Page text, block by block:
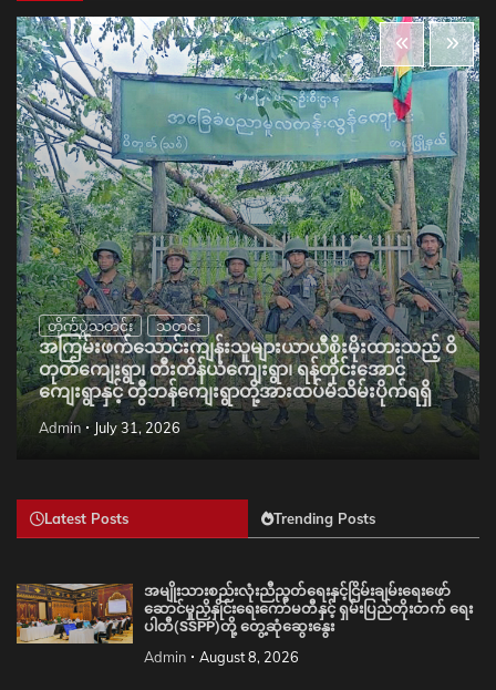
တိုက်ပွဲသတင်း သတင်း
အကြမ်းဖက်သောင်းကျန်းသူများယာယီစိုးမိုးထားသည့် ဝိ
တုတ်ကျေးရွာ၊ တီးတိန်ယံကျေးရွာ၊ ရန်တိုင်းအောင်
ကျေးရွာနှင့် တွီဘန်ကျေးရွာတို့အားထပ်မံသိမ်းပိုက်ရရှိ
Admin July 31, 2026
Latest Posts Trending Posts
အမျိုးသားစည်းလုံးညီညွတ်ရေးနှင့်ငြိမ်းချမ်းရေးဖော်
ဆောင်မှုညှိနှိုင်းရေးကော်မတီနှင့် ရှမ်းပြည်တိုးတက် ရေး
ပါတီ(SSPP)တို့ တွေ့ဆုံဆွေးနွေး
Admin August 8, 2026